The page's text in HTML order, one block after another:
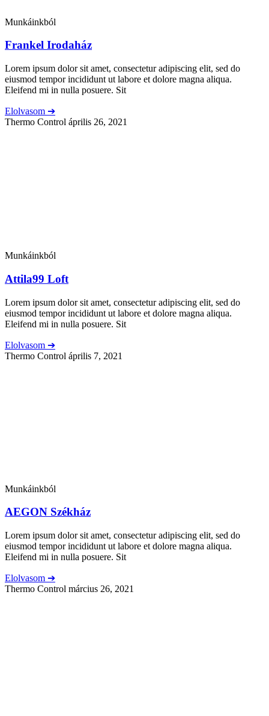
Munkáinkból
Frankel Irodaház
Lorem ipsum dolor sit amet, consectetur adipiscing elit, sed do
eiusmod tempor incididunt ut labore et dolore magna aliqua.
Eleifend mi in nulla posuere. Sit
Elolvasom ➔
Thermo Control április 26, 2021
Munkáinkból
Attila99 Loft
Lorem ipsum dolor sit amet, consectetur adipiscing elit, sed do
eiusmod tempor incididunt ut labore et dolore magna aliqua.
Eleifend mi in nulla posuere. Sit
Elolvasom ➔
Thermo Control április 7, 2021
Munkáinkból
AEGON Székház
Lorem ipsum dolor sit amet, consectetur adipiscing elit, sed do
eiusmod tempor incididunt ut labore et dolore magna aliqua.
Eleifend mi in nulla posuere. Sit
Elolvasom ➔
Thermo Control március 26, 2021